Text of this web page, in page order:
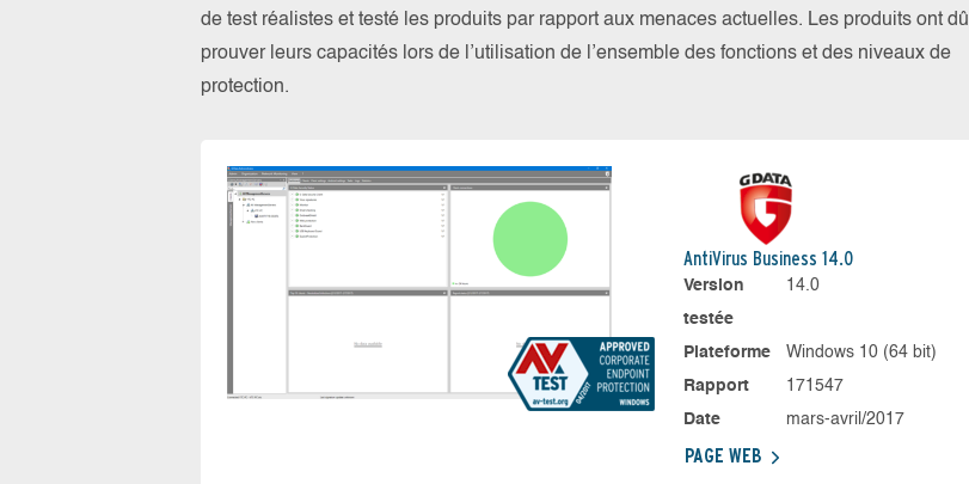
de test réalistes et testé les produits par rapport aux menaces actuelles. Les produits ont dû
prouver leurs capacités lors de l’utilisation de l’ensemble des fonctions et des niveaux de
protection.
AntiVirus Business 14.0
Version
testée
14.0
Plateforme
Windows 10 (64 bit)
Rapport
171547
Date
mars-avril/2017
PAGE WEB